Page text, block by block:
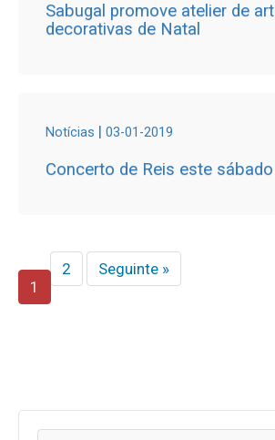
Sabugal promove atelier de
decorativas de Natal
Notícias | 03-01-2019
Concerto de Reis este sábado
1
2 Seguinte »